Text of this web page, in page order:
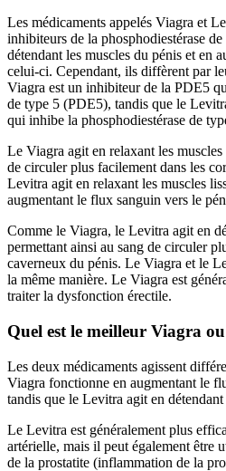
Les médicaments appelés Viagra et
inhibiteurs de la phosphodiestérase
détendant les muscles du pénis et en
celui-ci. Cependant, ils diffèrent par
Viagra est un inhibiteur de la PDE5
de type 5 (PDE5), tandis que le
qui inhibe la phosphodiestérase de
Le Viagra agit en relaxant les
de circuler plus facilement dans les
Levitra agit en relaxant les muscles
augmentant le flux sanguin vers le
Comme le Viagra, le Levitra agit en
permettant ainsi au sang de circuler
caverneux du pénis. Le Viagra et le
la même manière. Le Viagra est
traiter la dysfonction érectile.
Quel est le meilleur Viagra
Les deux médicaments agissent
Viagra fonctionne en augmentant le
tandis que le Levitra agit en
Le Levitra est généralement plus
artérielle, mais il peut également être
de la prostatite (inflammation de la